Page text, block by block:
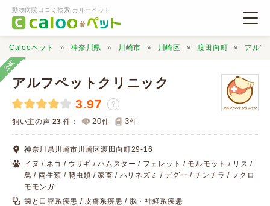
動物病院口コミ検索 カルーペット
動物病院検索
口コミ検索
Calooペットとは？
Calooペット 神奈川県 川崎市 川崎区 渡田向町 アルフ
公式
アルフペットクリニック
3.97 ？
飼い主の声 23 件： 20件 3件
神奈川県川崎市川崎区渡田向町29-16
イヌ / ネコ / ウサギ / ハムスター / フェレット / モルモット / リス /
鳥 / 両生類 / 爬虫類 / 家畜 / ハリネズミ / デグー / チンチラ / フクロ
モモンガ
歯と口腔系疾患 / 皮膚系疾患 / 脳・神経系疾患